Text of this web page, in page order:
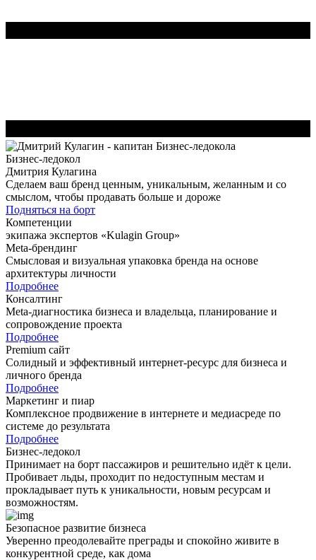
Бизнес-ледокол
Дмитрия Кулагина
Сделаем ваш бренд ценным, уникальным, желанным и со
смыслом, чтобы продавать больше и дороже
Подняться на борт
Компетенции
экипажа экспертов «Kulagin Group»
Meta-брендинг
Смысловая и визуальная упаковка бренда на основе
архитектуры личности
Подробнее
Консалтинг
Meta-диагностика бизнеса и владельца, планирование и
сопровождение проекта
Подробнее
Premium сайт
Солидный и эффективный интернет-ресурс для бизнеса и
личного бренда
Подробнее
Маркетинг и пиар
Комплексное продвижение в интернете и медиасреде по
системе до результата
Подробнее
Бизнес-ледокол
Принимает на борт пассажиров и решительно идёт к цели.
Пробивает льды, проходит по недоступным местам и
прокладывает путь к уникальности, новым ресурсам и
возможностям.
Безопасное развитие бизнеса
Уверенно преодолевайте преграды и спокойно живите в
конкурентной среде, как дома